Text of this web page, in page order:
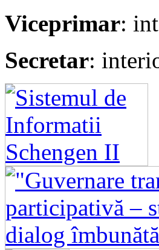
Viceprimar:
Secretar: